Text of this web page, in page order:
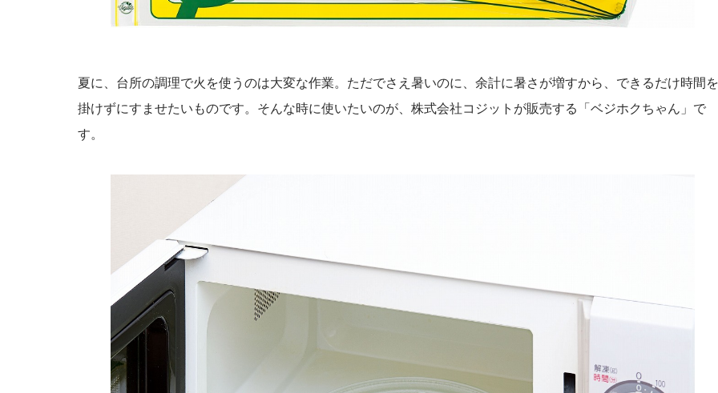
夏に、台所の調理で火を使うのは大変な作業。ただでさえ暑いのに、余計に暑さが増すから、できるだけ時間を
掛けずにすませたいものです。そんな時に使いたいのが、株式会社コジットが販売する「ベジホクちゃん」で
す。